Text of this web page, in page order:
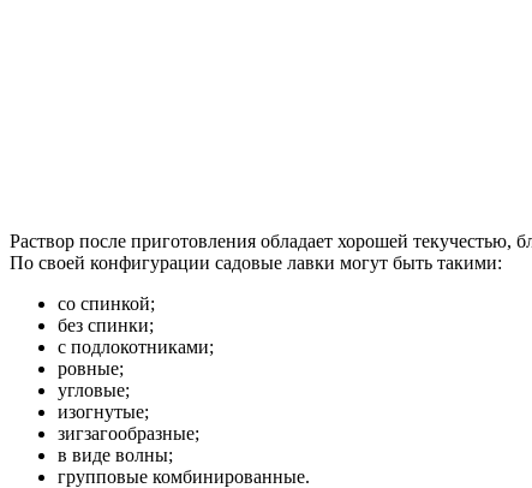
Раствор после приготовления обладает хорошей
По своей конфигурации садовые лавки могут быть такими:
со спинкой;
без спинки;
с подлокотниками;
ровные;
угловые;
изогнутые;
зигзагообразные;
в виде волны;
групповые комбинированные.